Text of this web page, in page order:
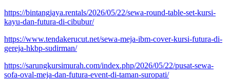
https://bintangjaya.rentals/2026/05/22/sewa-round-table-set-kursi-
kayu-dan-futura-di-cibubur/
https://www.tendakerucut.net/sewa-meja-ibm-cover-kursi-futura-di-
gereja-hkbp-sudirman/
https://sarungkursimurah.com/index.php/2026/05/22/pusat-sewa-
sofa-oval-meja-dan-futura-event-di-taman-suropati/